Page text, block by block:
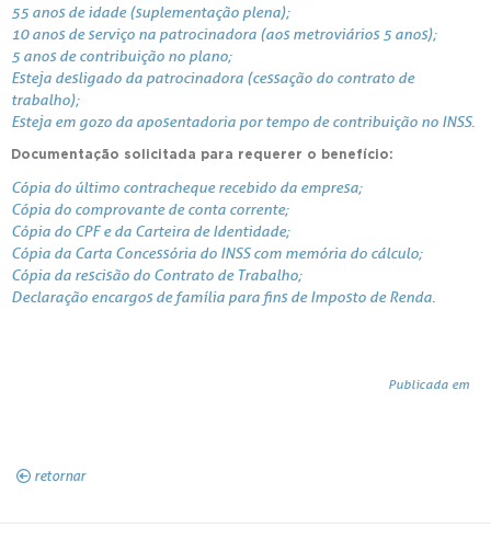
55 anos de idade (suplementação plena);
10 anos de serviço na patrocinadora (aos metroviários 5 anos);
5 anos de contribuição no plano;
Esteja desligado da patrocinadora (cessação do contrato de
trabalho);
Esteja em gozo da aposentadoria por tempo de contribuição no INSS.
Documentação solicitada para requerer o benefício:
Cópia do último contracheque recebido da empresa;
Cópia do comprovante de conta corrente;
Cópia do CPF e da Carteira de Identidade;
Cópia da Carta Concessória do INSS com memória do cálculo;
Cópia da rescisão do Contrato de Trabalho;
Declaração encargos de família para fins de Imposto de Renda.
Publicada em
retornar